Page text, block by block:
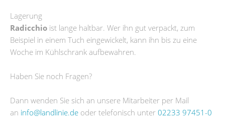
Lagerung
Radicchio ist lange haltbar. Wer ihn gut verpackt, zum
Beispiel in einem Tuch eingewickelt, kann ihn bis zu eine
Woche im Kühlschrank aufbewahren.
Haben Sie noch Fragen?
Dann wenden Sie sich an unsere Mitarbeiter per Mail
an info@landlinie.de oder telefonisch unter 02233 97451-0